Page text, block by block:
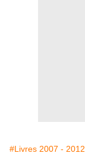
#Livres 2007 - 2012